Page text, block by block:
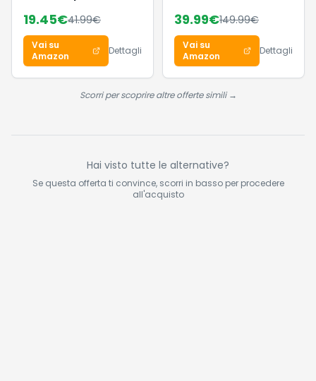
con Pluswick
InnovationRifugio di
pace
19.45€41.99€
Vai su
Amazon
Dettagli
Regalo Perfetto,
1,83'' Orologio
Smartwatch con
Chiamate
Bluetooth, Notifiche,
Contapassi, Sonno,
per Android iOS
39.99€149.99€
Vai su
Amazon
Dettagli
Scorri per scoprire altre offerte simili →
Hai visto tutte le alternative?
Se questa offerta ti convince, scorri in basso per procedere
all'acquisto